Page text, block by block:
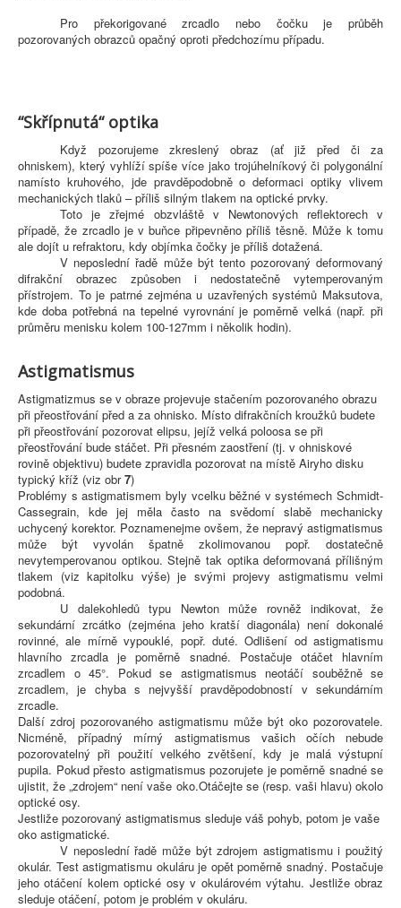
Pro překorigované zrcadlo nebo čočku je průběh
pozorovaných obrazců opačný oproti předchozímu případu.
“Skřípnutá“ optika
Když pozorujeme zkreslený obraz (ať již před či za
ohniskem), který vyhlíží spíše více jako trojúhelníkový či polygonální
namísto kruhového, jde pravděpodobně o deformaci optiky vlivem
mechanických tlaků – příliš silným tlakem na optické prvky.
Toto je zřejmé obzvláště v Newtonových reflektorech v
případě, že zrcadlo je v buňce připevněno příliš těsně. Může k tomu
ale dojít u refraktoru, kdy objímka čočky je příliš dotažená.
V neposlední řadě může být tento pozorovaný deformovaný
difrakční obrazec způsoben i nedostatečně vytemperovaným
přístrojem. To je patrné zejména u uzavřených systémů Maksutova,
kde doba potřebná na tepelné vyrovnání je poměrně velká (např. při
průměru menisku kolem 100-127mm i několik hodin).
Astigmatismus
Astigmatizmus se v obraze projevuje stačením pozorovaného obrazu
při přeostřování před a za ohnisko. Místo difrakčních kroužků budete
při přeostřování pozorovat elipsu, jejíž velká poloosa se při
přeostřování bude stáčet. Při přesném zaostření (tj. v ohniskové
rovině objektivu) budete zpravidla pozorovat na místě Airyho disku
typický kříž (viz obr7)
Problémy s astigmatismem byly vcelku běžné v systémech Schmidt-
Cassegrain, kde jej měla často na svědomí slabě mechanicky
uchycený korektor. Poznamenejme ovšem, že nepravý astigmatismus
může být vyvolán špatně zkolimovanou popř. dostatečně
nevytemperovanou optikou. Stejně tak optika deformovaná přílišným
tlakem (viz kapitolku výše) je svými projevy astigmatismu velmi
podobná.
U dalekohledů typu Newton může rovněž indikovat, že
sekundární zrcátko (zejména jeho kratší diagonála) není dokonalé
rovinné, ale mírně vypouklé, popř. duté. Odlišení od astigmatismu
hlavního zrcadla je poměrně snadné. Postačuje otáčet hlavním
zrcadlem o 45°. Pokud se astigmatismus neotáčí souběžně se
zrcadlem, je chyba s nejvyšší pravděpodobností v sekundárním
zrcadle.
Další zdroj pozorovaného astigmatismu může být oko pozorovatele.
Nicméně, případný mírný astigmatismus vašich očích nebude
pozorovatelný při použití velkého zvětšení, kdy je malá výstupní
pupila. Pokud přesto astigmatismus pozorujete je poměrně snadné se
ujistit, že „zdrojem“ není vaše oko.Otáčejte se (resp. vaši hlavu) okolo
optické osy.
Jestliže pozorovaný astigmatismus sleduje váš pohyb, potom je vaše
oko astigmatické.
V neposlední řadě může být zdrojem astigmatismu i použitý
okulár. Test astigmatismu okuláru je opět poměrně snadný. Postačuje
jeho otáčení kolem optické osy v okulárovém výtahu. Jestliže obraz
sleduje otáčení, potom je problém v okuláru.